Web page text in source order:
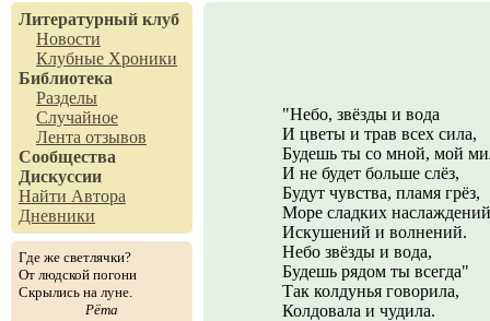
Литературный клуб
Новости
Клубные Хроники
Библиотека
Разделы
Случайное
Лента отзывов
Сообщества
Дискуссии
Найти Автора
Дневники
Где же светлячки?
От людской погони
Скрылись на луне.
Рёта
"Небо, звёзды и вода
И цветы и трав всех сила,
Будешь ты со мной, мой
И не будет больше слёз,
Будут чувства, пламя грёз,
Море сладких наслаждений
Искушений и волнений.
Небо звёзды и вода,
Будешь рядом ты всегда"
Так колдунья говорила,
Колдовала и чудила.